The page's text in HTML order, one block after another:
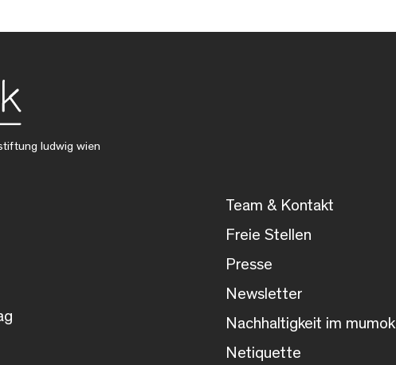
ludwig wien
Team & Kontakt
Freie Stellen
Presse
Newsletter
Nachhaltigkeit im mumok
Netiquette